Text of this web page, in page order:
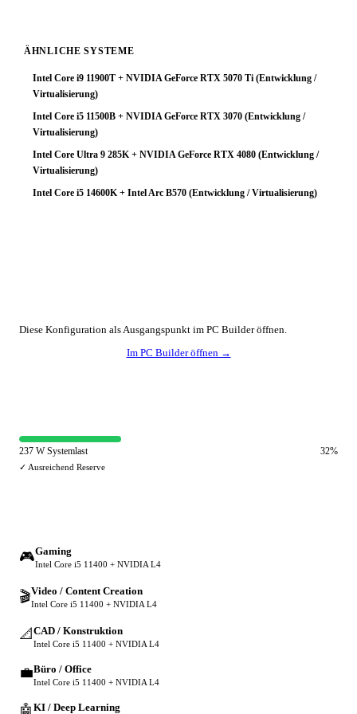
ÄHNLICHE SYSTEME
Intel Core i9 11900T + NVIDIA GeForce RTX 5070 Ti (Entwicklung /
Virtualisierung)
Intel Core i5 11500B + NVIDIA GeForce RTX 3070 (Entwicklung /
Virtualisierung)
Intel Core Ultra 9 285K + NVIDIA GeForce RTX 4080 (Entwicklung /
Virtualisierung)
Intel Core i5 14600K + Intel Arc B570 (Entwicklung / Virtualisierung)
Diese Konfiguration als Ausgangspunkt im PC Builder öffnen.
Im PC Builder öffnen →
237 W Systemlast 32%
✓ Ausreichend Reserve
🎮Gaming
Intel Core i5 11400 + NVIDIA L4
🎬Video / Content Creation
Intel Core i5 11400 + NVIDIA L4
📐 CAD / Konstruktion
Intel Core i5 11400 + NVIDIA L4
💼Büro / Office
Intel Core i5 11400 + NVIDIA L4
🤖 KI / Deep Learning